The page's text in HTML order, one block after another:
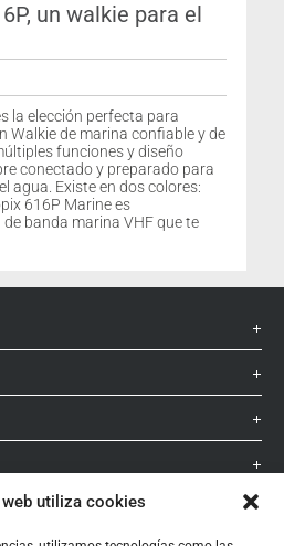
utiliza cookies
un walkie para el
la elección perfecta para
Walkie de marina confiable y de
funciones y diseño
conectado y preparado para
agua. Existe en dos colores:
616P Marine es
banda marina VHF que te